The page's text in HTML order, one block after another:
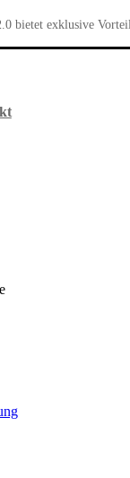
bietet exklusive